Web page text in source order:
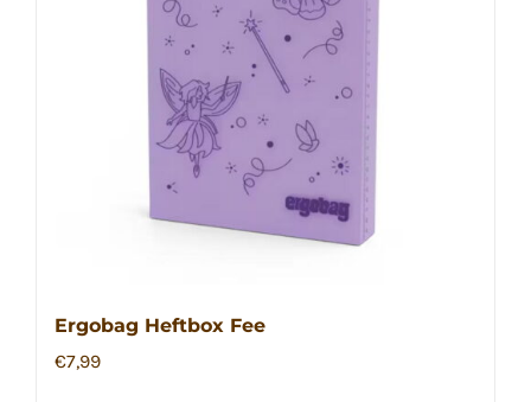
Ergobag Heftbox Fee
€7,99